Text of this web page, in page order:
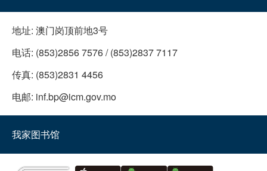
地址: 澳门岗顶前地3号
电话: (853)2856 7576 / (853)2837 7117
传真: (853)2831 4456
电邮: inf.bp@icm.gov.mo
我家图书馆